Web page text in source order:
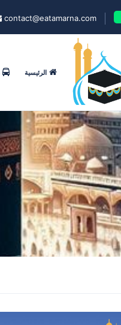
contact@eatamarna.com
الرئيسية